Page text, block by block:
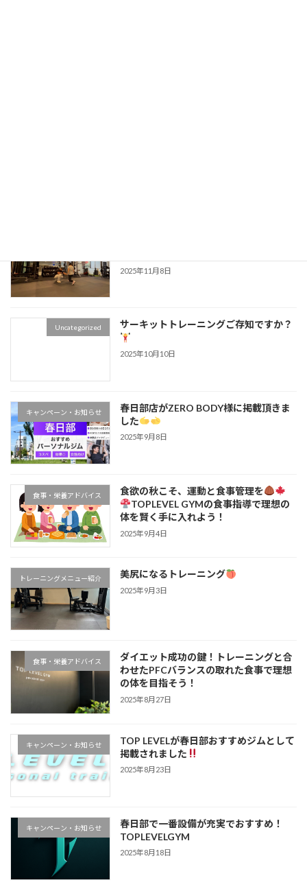
2025年11月8日
Uncategorized サーキットトレーニングご存知ですか？
2025年10月10日
キャンペーン・お知らせ
春日部店がZERO BODY様に掲載頂きま
した
2025年9月8日
食事・栄養アドバイス
食欲の秋こそ、運動と食事管理を
TOPLEVEL GYMの食事指導で理想の
体を賢く手に入れよう！
2025年9月4日
トレーニングメニュー紹介 美尻になるトレーニング
2025年9月3日
食事・栄養アドバイス
ダイエット成功の鍵！トレーニングと合
わせたPFCバランスの取れた食事で理想
の体を目指そう！
2025年8月27日
キャンペーン・お知らせ
TOP LEVELが春日部おすすめジムとして
掲載されました
2025年8月23日
キャンペーン・お知らせ
春日部で一番設備が充実でおすすめ！
TOPLEVELGYM
2025年8月18日